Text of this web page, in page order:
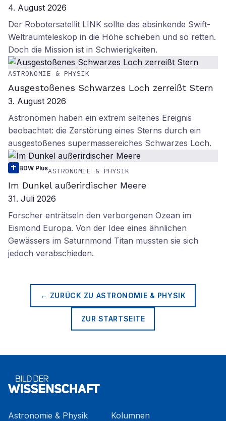
4. August 2026
Der Robotersatellit LINK sollte das absinkende Swift-
Weltraumteleskop in die Höhe schieben und so retten.
Doch die Mission ist in Schwierigkeiten.
ASTRONOMIE & PHYSIK
Ausgestoßenes Schwarzes Loch zerreißt Stern
3. August 2026
Astronomen haben ein extrem seltenes Ereignis
beobachtet: die Zerstörung eines Sterns durch ein
ausgestoßenes supermassereiches Schwarzes Loch.
BDW PlusASTRONOMIE & PHYSIK
Im Dunkel außerirdischer Meere
31. Juli 2026
Forscher enträtseln den verborgenen Ozean im
Eismond Europa. Von der Idee eines ähnlichen
Gewässers im Saturnmond Titan mussten sie sich
jedoch verabschieden.
← ZURÜCK ZU ASTRONOMIE & PHYSIK
ZUR STARTSEITE
Astronomie & Physik
Kolumnen